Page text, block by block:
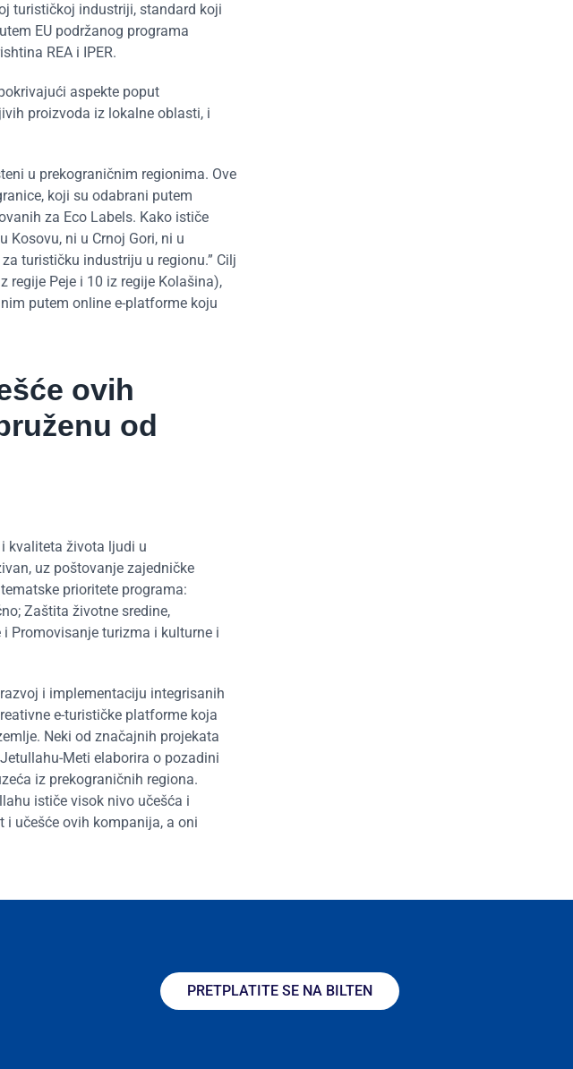
turističkoj industriji, standard koji
EU podržanog programa
REA i IPER.
aspekte poput
proizvoda iz lokalne oblasti, i
u prekograničnim regionima. Ove
koji su odabrani putem
za Eco Labels. Kako ističe
Kosovu, ni u Crnoj Gori, ni u
turističku industriju u regionu.” Cilj
Peje i 10 iz regije Kolašina),
putem online e-platforme koju
ovih
od
kvaliteta života ljudi u
uz poštovanje zajedničke
prioritete programa:
Zaštita životne sredine,
Promovisanje turizma i kulturne i
i implementaciju integrisanih
e-turističke platforme koja
Neki od značajnih projekata
Meti elaborira o pozadini
iz prekograničnih regiona.
ističe visok nivo učešća i
učešće ovih kompanija, a oni
PRETPLATITE SE NA BILTEN